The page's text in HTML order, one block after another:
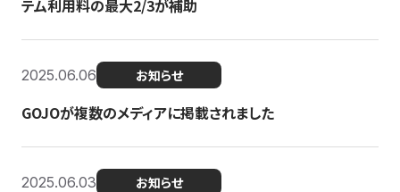
テム利用料の最大2/3が補助
2025.06.06 お知らせ
GOJOが複数のメディアに掲載されました
2025.06.03 お知らせ